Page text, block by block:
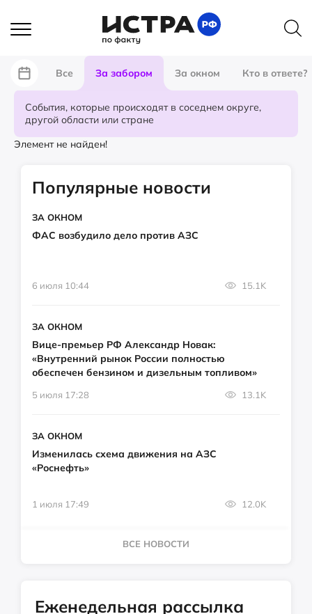
Все За забором За окном Кто в ответе?
События, которые происходят в соседнем округе,
другой области или стране
Элемент не найден!
Популярные новости
ЗА ОКНОМ
ФАС возбудило дело против АЗС
6 июля 10:44 15.1K
ЗА ОКНОМ
Вице-премьер РФ Александр Новак:
«Внутренний рынок России полностью
обеспечен бензином и дизельным топливом»
5 июля 17:28 13.1K
ЗА ОКНОМ
Изменилась схема движения на АЗС
«Роснефть»
1 июля 17:49 12.0K
ВСЕ НОВОСТИ
Еженедельная рассылка